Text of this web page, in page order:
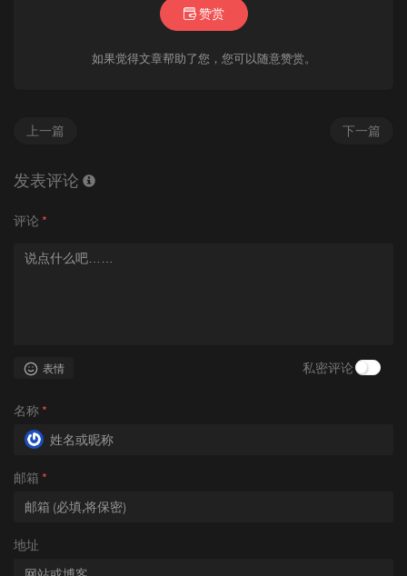
赞赏
如果觉得文章帮助了您，您可以随意赞赏。
下一篇
上一篇
发表评论
评论 *
表情 私密评论
名称 *
邮箱 *
地址